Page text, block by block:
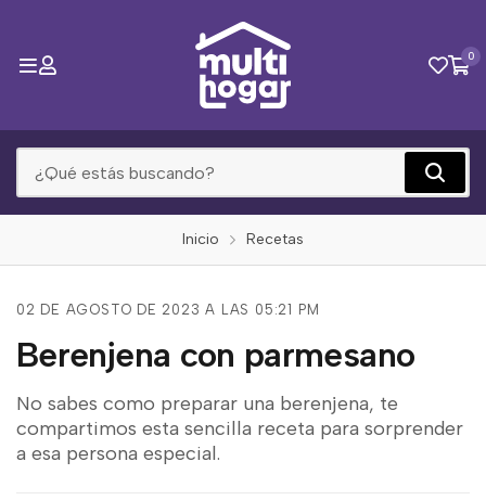
0
Inicio Recetas
02 DE AGOSTO DE 2023 A LAS 05:21 PM
Berenjena con parmesano
No sabes como preparar una berenjena, te
compartimos esta sencilla receta para sorprender
a esa persona especial.